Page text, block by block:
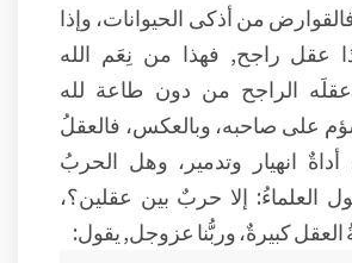
من أذكى الحيوانات، وإذا
عقل راجح, فهذا من نِعَم الله
الراجح من دون طاعة لله
على صاحبه، وبالعكس، فالعقلُ
انهيار وتدمير، وهل الحربُ
العلماءُ: إلا حربٌ بين عقلين؟،
كبيرةٌ، وربُّنا عزوجل, يقول: